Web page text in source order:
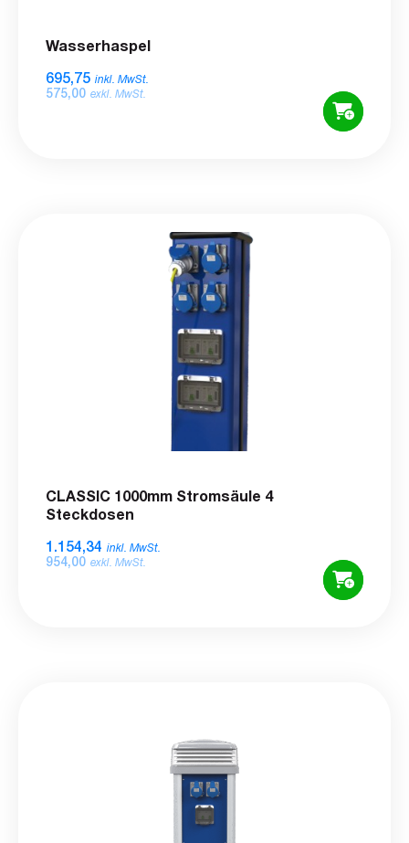
Wasserhaspel
695,75 inkl. MwSt.
575,00 exkl. MwSt.
CLASSIC 1000mm Stromsäule 4
Steckdosen
1.154,34 inkl. MwSt.
954,00 exkl. MwSt.